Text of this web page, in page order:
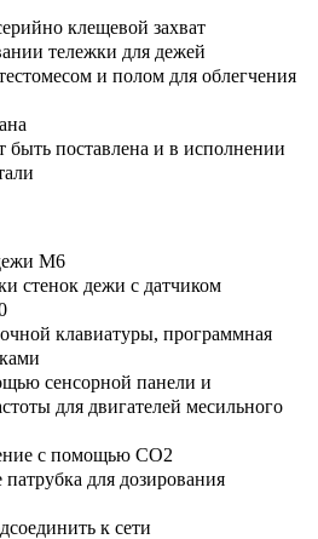
клещевой захват
тележки для дежей
и полом для облегчения
поставлена и в исполнении
M6
стенок дежи с датчиком
клавиатуры, программная
сенсорной панели и
для двигателей месильного
с помощью CO2
для дозирования
к сети